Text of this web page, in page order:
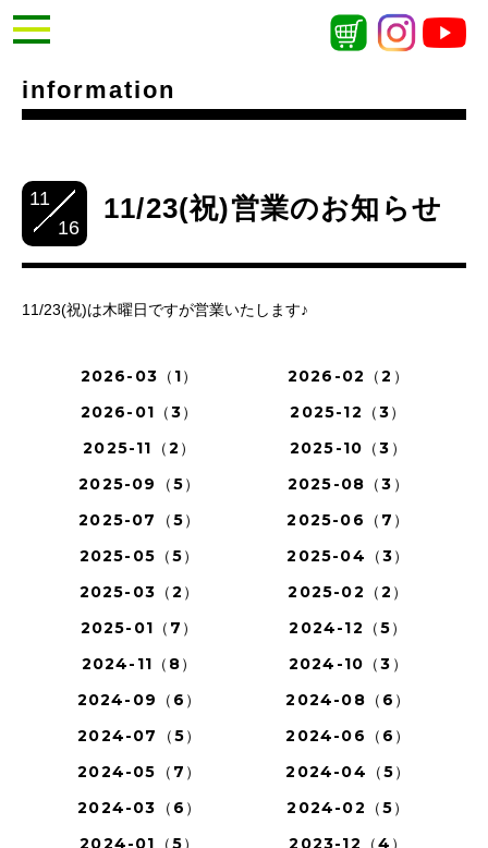
information
11
16
11/23(祝)営業のお知らせ
11/23(祝)は木曜日ですが営業いたします♪
2026-03（1）
2026-02（2）
2026-01（3）
2025-12（3）
2025-11（2）
2025-10（3）
2025-09（5）
2025-08（3）
2025-07（5）
2025-06（7）
2025-05（5）
2025-04（3）
2025-03（2）
2025-02（2）
2025-01（7）
2024-12（5）
2024-11（8）
2024-10（3）
2024-09（6）
2024-08（6）
2024-07（5）
2024-06（6）
2024-05（7）
2024-04（5）
2024-03（6）
2024-02（5）
2024-01（5）
2023-12（4）